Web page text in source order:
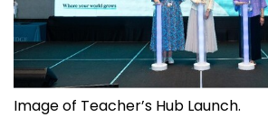
Image of Teacher’s Hub Launch.